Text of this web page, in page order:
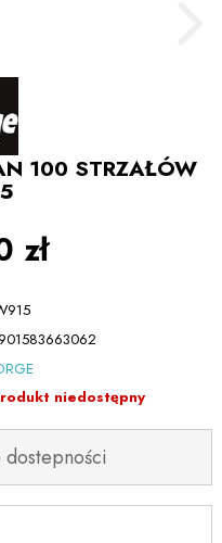
100 STRZAŁÓW
zł
niedostępny